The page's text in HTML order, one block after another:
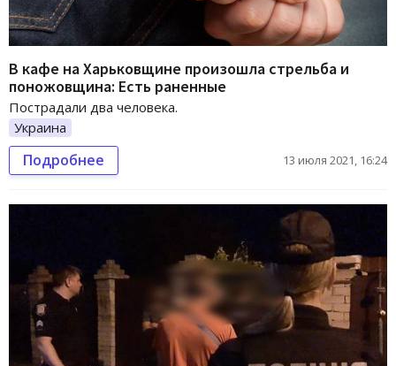
В кафе на Харьковщине произошла стрельба и
поножовщина: Есть раненные
Пострадали два человека.
Украина
Подробнее 13 июля 2021, 16:24